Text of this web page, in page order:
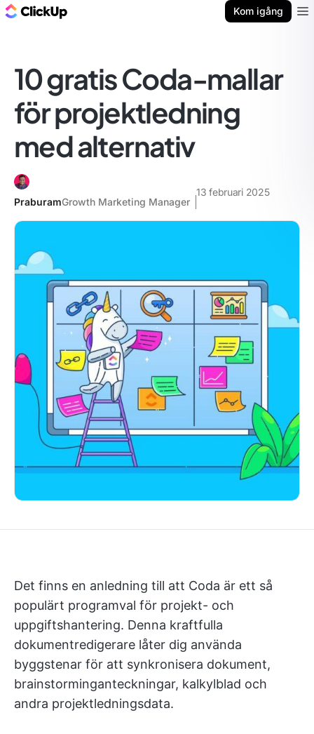
Kom igång
10 gratis Coda-mallar
för projektledning
med alternativ
PraburamGrowth Marketing Manager
13 februari 2025
Det finns en anledning till att Coda är ett så
populärt programval för projekt- och
uppgiftshantering. Denna kraftfulla
dokumentredigerare låter dig använda
byggstenar för att synkronisera dokument,
brainstorminganteckningar, kalkylblad och
andra projektledningsdata.